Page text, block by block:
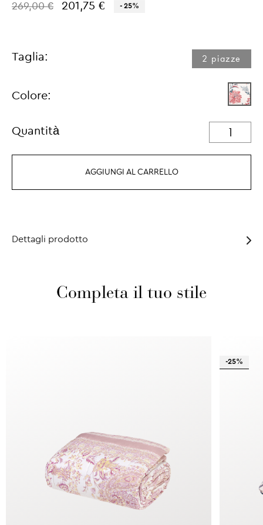
269,00 € 201,75 € - 25%
Taglia: 2 piazze
Colore:
Quantità
AGGIUNGI AL CARRELLO
Dettagli prodotto
Completa il tuo stile
-25%